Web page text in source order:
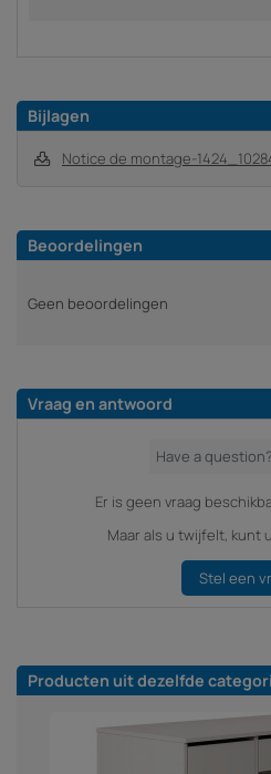
Bijlagen
Notice de montage-
Beoordelingen
Geen beoordelingen
Vraag en antwoord
Er is geen vraag
Maar als u twijfelt, kunt
Stel een
Producten uit dezelfde